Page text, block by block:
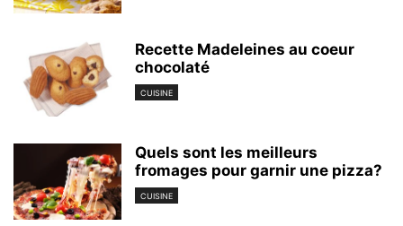
Recette Madeleines au coeur
chocolaté
CUISINE
Quels sont les meilleurs
fromages pour garnir une pizza?
CUISINE